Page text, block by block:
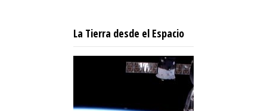
La Tierra desde el Espacio